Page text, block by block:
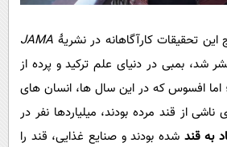
JAMA
شد، بمبی در دنیای علم ترکید و پرده از
اما افسوس که در این سال ها، انسان های
از قند مرده بودند، میلیاردها نفر در
به قند شده بودند و صنایع غذایی، قند را